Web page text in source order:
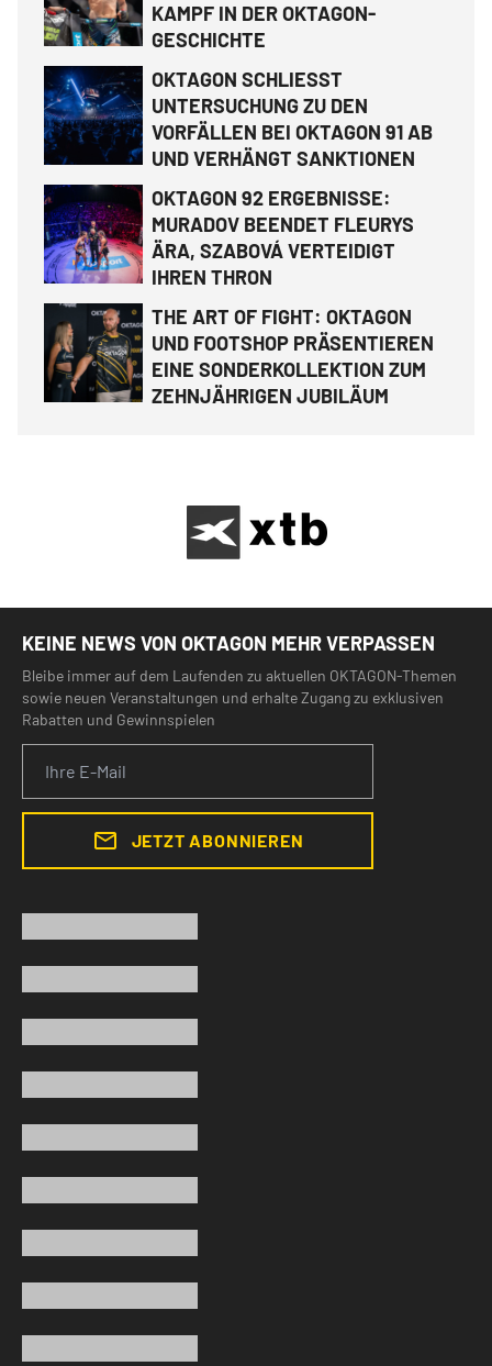
KAMPF IN DER OKTAGON-
GESCHICHTE
OKTAGON SCHLIESST
UNTERSUCHUNG ZU DEN
VORFÄLLEN BEI OKTAGON 91 AB
UND VERHÄNGT SANKTIONEN
OKTAGON 92 ERGEBNISSE:
MURADOV BEENDET FLEURYS
ÄRA, SZABOVÁ VERTEIDIGT
IHREN THRON
THE ART OF FIGHT: OKTAGON
UND FOOTSHOP PRÄSENTIEREN
EINE SONDERKOLLEKTION ZUM
ZEHNJÄHRIGEN JUBILÄUM
KEINE NEWS VON OKTAGON MEHR VERPASSEN
Bleibe immer auf dem Laufenden zu aktuellen OKTAGON-Themen
sowie neuen Veranstaltungen und erhalte Zugang zu exklusiven
Rabatten und Gewinnspielen
JETZT ABONNIEREN